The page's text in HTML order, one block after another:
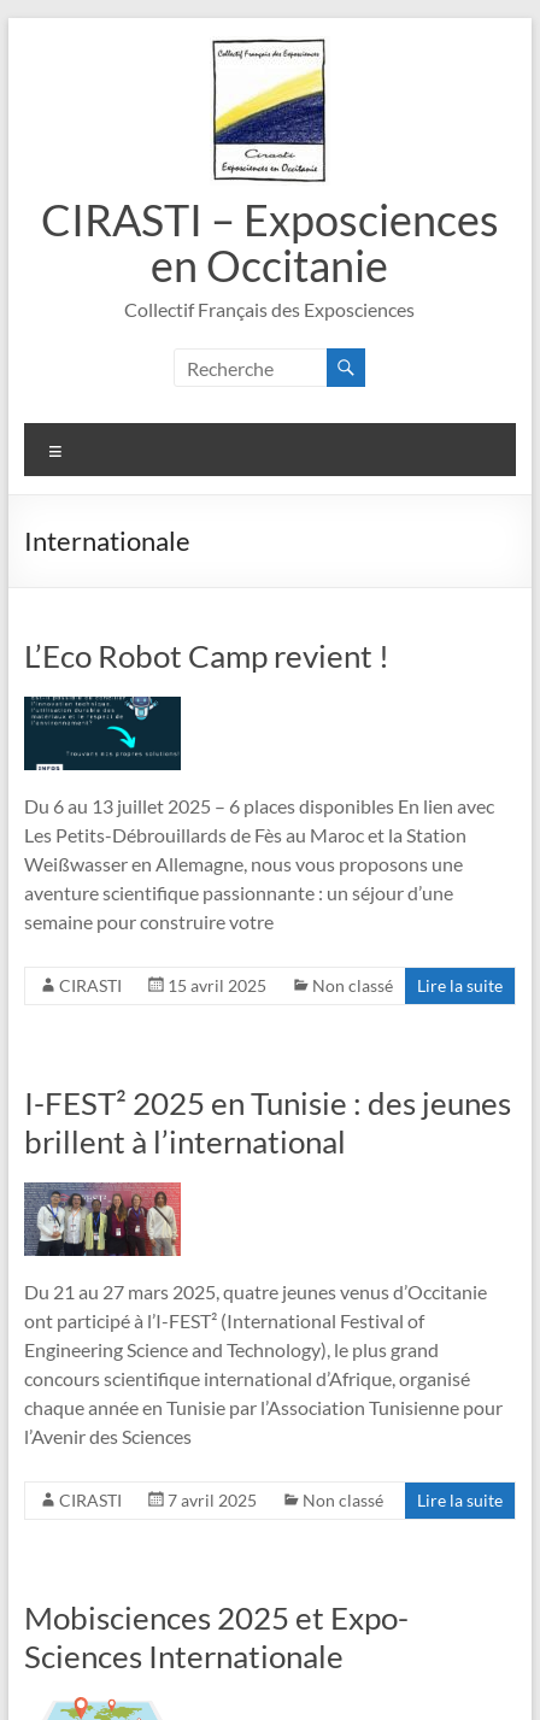
CIRASTI – Exposciences
en Occitanie
Collectif Français des Exposciences
Internationale
L’Eco Robot Camp revient !
Du 6 au 13 juillet 2025 – 6 places disponibles En lien avec
Les Petits-Débrouillards de Fès au Maroc et la Station
Weißwasser en Allemagne, nous vous proposons une
aventure scientifique passionnante : un séjour d’une
semaine pour construire votre
CIRASTI 15 avril 2025 Non classé Lire la suite
I-FEST² 2025 en Tunisie : des jeunes
brillent à l’international
Du 21 au 27 mars 2025, quatre jeunes venus d’Occitanie
ont participé à l’I-FEST² (International Festival of
Engineering Science and Technology), le plus grand
concours scientifique international d’Afrique, organisé
chaque année en Tunisie par l’Association Tunisienne pour
l’Avenir des Sciences
CIRASTI 7 avril 2025 Non classé Lire la suite
Mobisciences 2025 et Expo-
Sciences Internationale